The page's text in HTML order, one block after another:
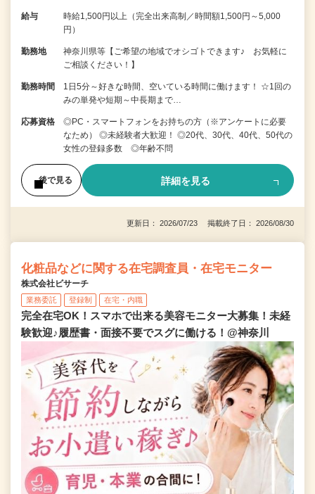
給与
時給1,500円以上（完全出来高制／時間額1,500円～5,000
円）
勤務地
神奈川県等【ご希望の地域でオシゴトできます♪ お気軽に
ご相談ください！】
勤務時間
1日5分～好きな時間、空いている時間に働けます！ ☆1回の
みの単発や短期～中長期まで…
応募資格
◎PC・スマートフォンをお持ちの方（※アンケートに必要
なため） ◎未経験者大歓迎！ ◎20代、30代、40代、50代の
女性の登録多数 ◎年齢不問
後で見る 詳細を見る
更新日： 2026/07/23 掲載終了日： 2026/08/30
化粧品などに関する在宅調査員・在宅モニター
株式会社ビサーチ
業務委託 登録制 在宅・内職
完全在宅OK！スマホで出来る美容モニター大募集！未経
験歓迎♪履歴書・面接不要でスグに働ける！@神奈川